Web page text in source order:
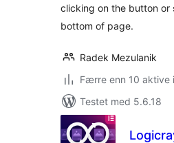
clicking on the button or
bottom of page.
Radek Mezulanik
Færre enn 10 aktive
Testet med 5.6.18